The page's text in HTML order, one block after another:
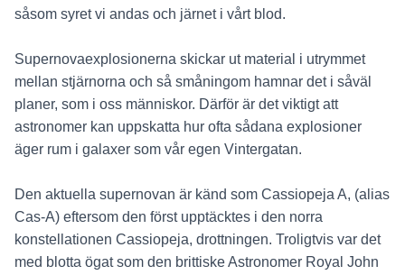
såsom syret vi andas och järnet i vårt blod.
Supernovaexplosionerna skickar ut material i utrymmet
mellan stjärnorna och så småningom hamnar det i såväl
planer, som i oss människor. Därför är det viktigt att
astronomer kan uppskatta hur ofta sådana explosioner
äger rum i galaxer som vår egen Vintergatan.
Den aktuella supernovan är känd som Cassiopeja A, (alias
Cas-A) eftersom den först upptäcktes i den norra
konstellationen Cassiopeja, drottningen. Troligtvis var det
med blotta ögat som den brittiske Astronomer Royal John